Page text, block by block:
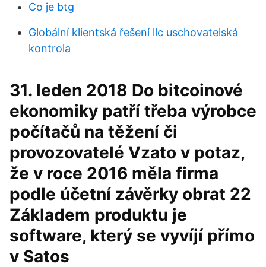
Co je btg
Globální klientská řešení llc uschovatelská
kontrola
31. leden 2018 Do bitcoinové
ekonomiky patří třeba výrobce
počítačů na těžení či
provozovatelé Vzato v potaz,
že v roce 2016 měla firma
podle účetní závěrky obrat 22
Základem produktu je
software, který se vyvíjí přímo
v Satos